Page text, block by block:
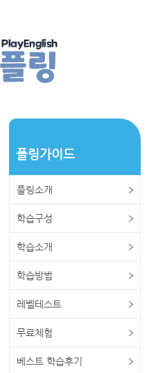
플링가이드
플링소개
학습구성
학습소개
학습방법
레벨테스트
무료체험
베스트 학습후기